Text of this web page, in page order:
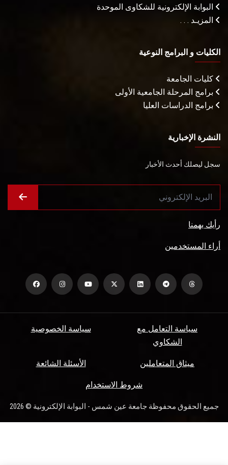
البوابة الإلكترونية للشكاوى الموحدة
المزيـد . . .
الكليات و البرامج النوعية
كليات الجامعة
برامج المرحلة الجامعية الأولى
برامج الدراسات العليا
النشرة الإخبارية
سجل ليصلك أحدث الأخبار
رأيك يهمنا
أراء المستخدمين
سياسة الخصوصية
سياسة التعامل مع
الشكاوي
الأسئلة الشائعة ميثاق المتعاملين
شروط الاستخدام
جميع الحقوق محفوظة جامعة عين شمس - البوابة الإلكترونية © 2026